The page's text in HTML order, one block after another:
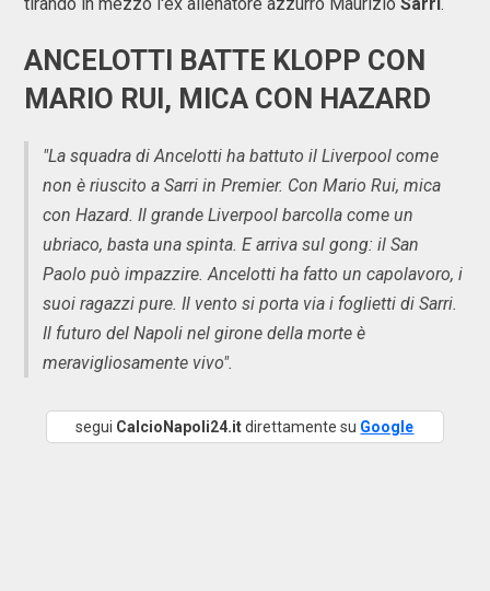
ANCELOTTI BATTE KLOPP CON
MARIO RUI, MICA CON HAZARD
"La squadra di Ancelotti ha battuto il Liverpool come
non è riuscito a Sarri in Premier. Con Mario Rui, mica
con Hazard. Il grande Liverpool barcolla come un
ubriaco, basta una spinta. E arriva sul gong: il San
Paolo può impazzire. Ancelotti ha fatto un capolavoro, i
suoi ragazzi pure. Il vento si porta via i foglietti di Sarri.
Il futuro del Napoli nel girone della morte è
meravigliosamente vivo".
segui CalcioNapoli24.itdirettamente su Google